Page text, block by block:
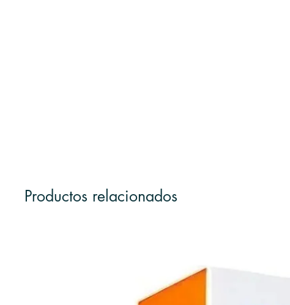
Productos relacionados